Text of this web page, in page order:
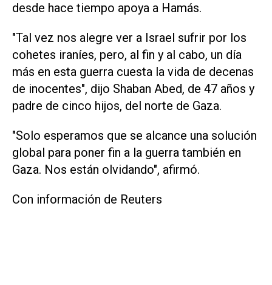
desde hace tiempo apoya a Hamás.
"Tal vez nos alegre ver a Israel sufrir por los
cohetes iraníes, pero, al fin y al cabo, un día
más en esta guerra cuesta la vida de decenas
de inocentes", dijo Shaban Abed, de 47 años y
padre de cinco hijos, del norte de Gaza.
"Solo esperamos que se alcance una solución
global para poner fin a la guerra también en
Gaza. Nos están olvidando", afirmó.
Con información de Reuters